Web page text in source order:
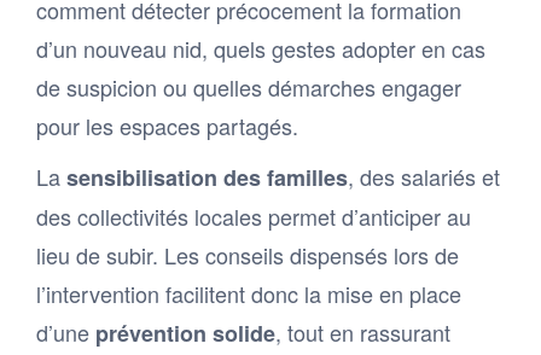
comment détecter précocement la formation
d’un nouveau nid, quels gestes adopter en cas
de suspicion ou quelles démarches engager
pour les espaces partagés.
Lasensibilisation des familles, des salariés et
des collectivités locales permet d’anticiper au
lieu de subir. Les conseils dispensés lors de
l’intervention facilitent donc la mise en place
d’une prévention solide, tout en rassurant